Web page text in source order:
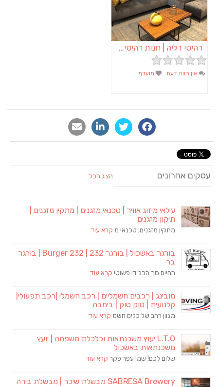
רהיטי דליה | חנות רהיטים באופקים
אין חוות דעת מועדף
אחרונים הצג הכל
עילאי מיזוג אוויר | טכנאי מזגנים | מתקין מזגנים |
תיקון מזגנים
מתקין מזגנים, טכנאי מקרא עוד
בורגר באשכול | בורגר 232 | Burger 232 | בורגר
בר
החיים סך הכל די פשוטיקרא עוד
מובינג | רכבים חשמליים | רכב חשמלי |רכב תפעולי|
קלנועית | טוק טוק | בימבה
מגוון רחב של כלים חשמקרא עוד
L.T.O יעוץ משכנתאות וכלכלת משפחה | יועץ
משכנתאות באשכול
שלום לכם! שמי עפר פקרקרא עוד
SABRESA Brewery מבשלת שיכר | מבשלת בירה